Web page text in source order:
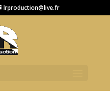
lrproduction@live.fr